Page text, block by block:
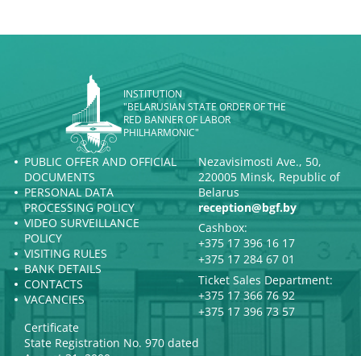
INSTITUTION
"BELARUSIAN STATE ORDER OF THE
RED BANNER OF LABOR
PHILHARMONIC"
PUBLIC OFFER AND OFFICIAL
DOCUMENTS
PERSONAL DATA
PROCESSING POLICY
VIDEO SURVEILLANCE
POLICY
VISITING RULES
BANK DETAILS
CONTACTS
VACANCIES
Nezavisimosti Ave., 50,
220005 Minsk, Republic of
Belarus
reception@bgf.by
Cashbox:
+375 17 396 16 17
+375 17 284 67 01
Ticket Sales Department:
+375 17 366 76 92
+375 17 396 73 57
Certificate
State Registration No. 970 dated